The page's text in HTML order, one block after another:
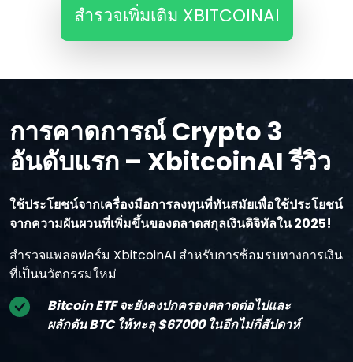
สํารวจเพิ่มเติม XBITCOINAI
การคาดการณ์ Crypto 3
อันดับแรก – XbitcoinAI รีวิว
ใช้ประโยชน์จากเครื่องมือการลงทุนที่ทันสมัยเพื่อใช้ประโยชน์
จากความผันผวนที่เพิ่มขึ้นของตลาดสกุลเงินดิจิทัลใน 2025!
สํารวจแพลตฟอร์ม XbitcoinAI สําหรับการซ้อมรบทางการเงิน
ที่เป็นนวัตกรรมใหม่
Bitcoin ETF จะยังคงปกครองตลาดต่อไปและ
ผลักดัน BTC ให้ทะลุ $67000 ในอีกไม่กี่สัปดาห์